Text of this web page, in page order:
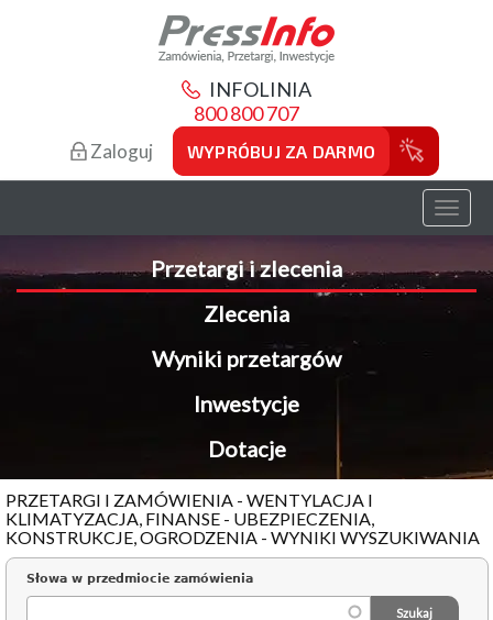
INFOLINIA
800 800 707
Zaloguj WYPRÓBUJ ZA DARMO
Toggle
Przetargi i zlecenia
Zlecenia
Wyniki przetargów
Inwestycje
Dotacje
PRZETARGI I ZAMÓWIENIA - WENTYLACJA I
KLIMATYZACJA, FINANSE - UBEZPIECZENIA,
KONSTRUKCJE, OGRODZENIA - WYNIKI WYSZUKIWANIA
Słowa w przedmiocie zamówienia